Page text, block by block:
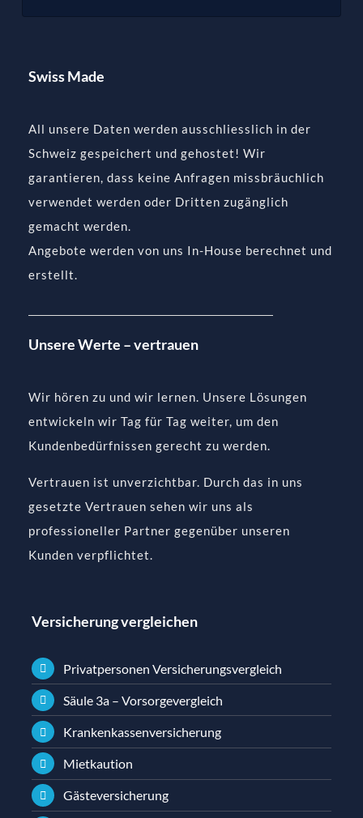
Swiss Made
All unsere Daten werden ausschliesslich in der
Schweiz gespeichert und gehostet! Wir
garantieren, dass keine Anfragen missbräuchlich
verwendet werden oder Dritten zugänglich
gemacht werden.
Angebote werden von uns In-House berechnet und
erstellt.
Unsere Werte – vertrauen
Wir hören zu und wir lernen. Unsere Lösungen
entwickeln wir Tag für Tag weiter, um den
Kundenbedürfnissen gerecht zu werden.
Vertrauen ist unverzichtbar. Durch das in uns
gesetzte Vertrauen sehen wir uns als
professioneller Partner gegenüber unseren
Kunden verpflichtet.
Versicherung vergleichen
Privatpersonen Versicherungsvergleich
Säule 3a – Vorsorgevergleich
Krankenkassenversicherung
Mietkaution
Gästeversicherung